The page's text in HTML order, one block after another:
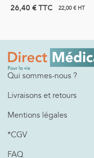
26,40 €TTC 22,00 € HT
Qui sommes-nous ?
Livraisons et retours
Mentions légales
*CGV
FAQ